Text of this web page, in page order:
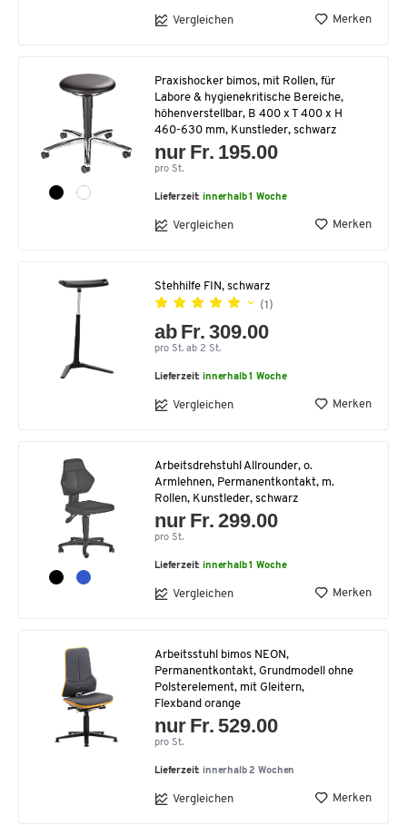
Vergleichen Merken
Praxishocker bimos, mit Rollen, für
Labore & hygienekritische Bereiche,
höhenverstellbar, B 400 x T 400 x H
460-630 mm, Kunstleder, schwarz
nur Fr. 195.00
pro St.
Lieferzeit:innerhalb 1 Woche
Vergleichen Merken
Stehhilfe FIN, schwarz
(1)
ab Fr. 309.00
pro St. ab 2 St.
Lieferzeit:innerhalb 1 Woche
Vergleichen Merken
Arbeitsdrehstuhl Allrounder, o.
Armlehnen, Permanentkontakt, m.
Rollen, Kunstleder, schwarz
nur Fr. 299.00
pro St.
Lieferzeit:innerhalb 1 Woche
Vergleichen Merken
Arbeitsstuhl bimos NEON,
Permanentkontakt, Grundmodell ohne
Polsterelement, mit Gleitern,
Flexband orange
nur Fr. 529.00
pro St.
Lieferzeit: innerhalb 2 Wochen
Vergleichen Merken